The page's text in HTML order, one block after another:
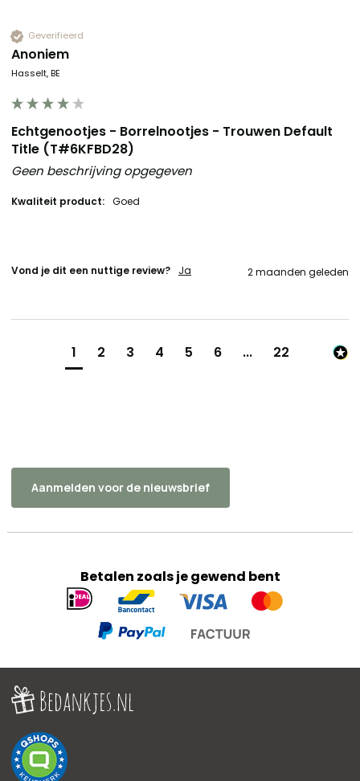
Geverifieerd
Anoniem
Hasselt, BE
Echtgenootjes - Borrelnootjes - Trouwen Default
Title (T#6KFBD28)
Geen beschrijving opgegeven
Kwaliteit product: Goed
Vond je dit een nuttige review? Ja 2 maanden geleden
1 2 3 4 5 6 ... 22
Betalen zoals je gewend bent
Geaccepteerde
betaalmethoden
Aanmelden voor de nieuwsbrief